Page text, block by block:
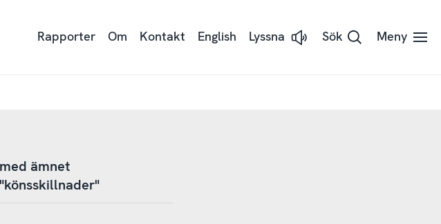
Rapporter Om Kontakt English Lyssna
Lyssna Sök Meny
med ämnet
"könsskillnader"